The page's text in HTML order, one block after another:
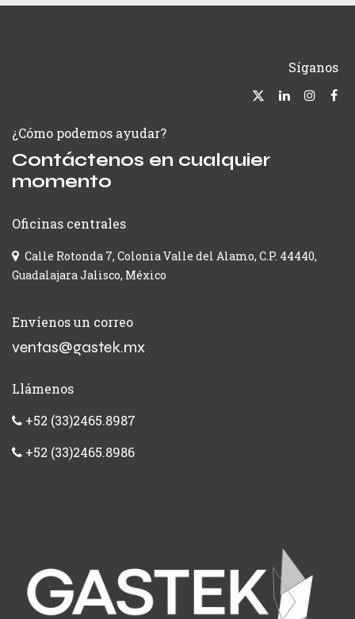
Síganos
¿Cómo podemos ayudar?
Contáctenos en cualquier
momento
Oficinas centrales
Calle Rotonda 7, Colonia Valle del Alamo, C.P. 44440,
Guadalajara Jalisco, México
Envíenos un correo
ventas@gastek.mx
Llámenos
+52 (33)2465.8987
+52 (33)2465.8986